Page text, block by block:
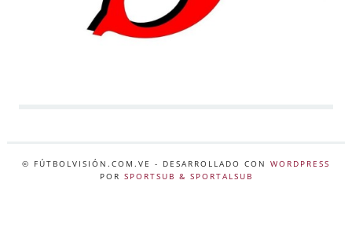
© FÚTBOLVISIÓN.COM.VE - DESARROLLADO CON WORDPRESS
POR SPORTSUB & SPORTALSUB